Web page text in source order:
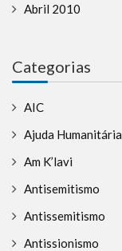
Abril 2010
Categorias
AIC
Ajuda Humanitária
Am K’lavi
Antisemitismo
Antissemitismo
Antissionismo